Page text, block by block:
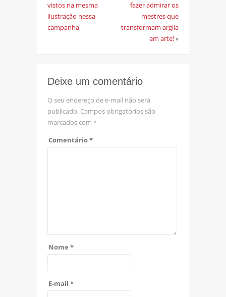
vistos na mesma
ilustração nessa
campanha
fazer admirar os
mestres que
transformam argila
em arte!»
Deixe um comentário
O seu endereço de e-mail não será
publicado. Campos obrigatórios são
marcados com *
Comentário*
Nome *
E-mail *